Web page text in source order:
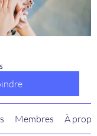
Membres À propos